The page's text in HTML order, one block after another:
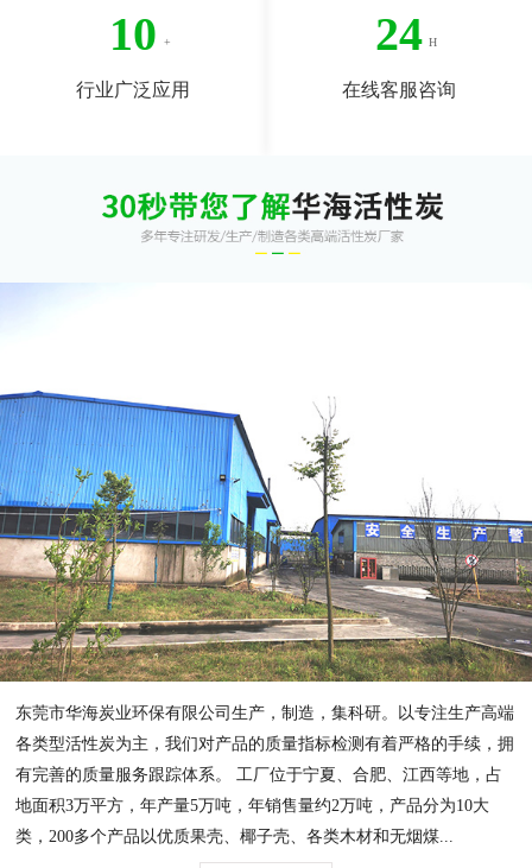
10
行业广泛应用
24
在线客服咨询
东莞市华海炭业环保有限公司生产，制造，集科研。以专注生产高端
各类型活性炭为主，我们对产品的质量指标检测有着严格的手续，拥
有完善的质量服务跟踪体系。 工厂位于宁夏、合肥、江西等地，占
地面积3万平方，年产量5万吨，年销售量约2万吨，产品分为10大
类，200多个产品以优质果壳、椰子壳、各类木材和无烟煤...